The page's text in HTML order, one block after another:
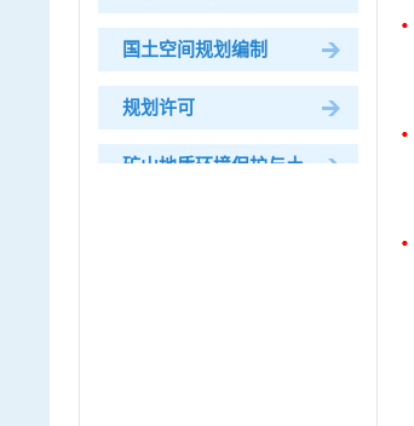
国土空间规划编制
规划许可
矿山地质环境保护与土地复...